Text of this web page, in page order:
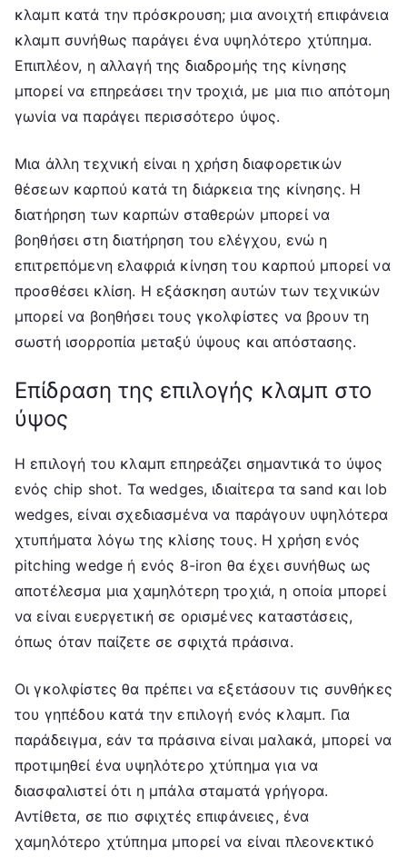
κλαμπ κατά την πρόσκρουση; μια ανοιχτή επιφάνεια
κλαμπ συνήθως παράγει ένα υψηλότερο χτύπημα.
Επιπλέον, η αλλαγή της διαδρομής της κίνησης
μπορεί να επηρεάσει την τροχιά, με μια πιο απότομη
γωνία να παράγει περισσότερο ύψος.
Μια άλλη τεχνική είναι η χρήση διαφορετικών
θέσεων καρπού κατά τη διάρκεια της κίνησης. Η
διατήρηση των καρπών σταθερών μπορεί να
βοηθήσει στη διατήρηση του ελέγχου, ενώ η
επιτρεπόμενη ελαφριά κίνηση του καρπού μπορεί να
προσθέσει κλίση. Η εξάσκηση αυτών των τεχνικών
μπορεί να βοηθήσει τους γκολφίστες να βρουν τη
σωστή ισορροπία μεταξύ ύψους και απόστασης.
Επίδραση της επιλογής κλαμπ στο
ύψος
Η επιλογή του κλαμπ επηρεάζει σημαντικά το ύψος
ενός chip shot. Τα wedges, ιδιαίτερα τα sand και lob
wedges, είναι σχεδιασμένα να παράγουν υψηλότερα
χτυπήματα λόγω της κλίσης τους. Η χρήση ενός
pitching wedge ή ενός 8-iron θα έχει συνήθως ως
αποτέλεσμα μια χαμηλότερη τροχιά, η οποία μπορεί
να είναι ευεργετική σε ορισμένες καταστάσεις,
όπως όταν παίζετε σε σφιχτά πράσινα.
Οι γκολφίστες θα πρέπει να εξετάσουν τις συνθήκες
του γηπέδου κατά την επιλογή ενός κλαμπ. Για
παράδειγμα, εάν τα πράσινα είναι μαλακά, μπορεί να
προτιμηθεί ένα υψηλότερο χτύπημα για να
διασφαλιστεί ότι η μπάλα σταματά γρήγορα.
Αντίθετα, σε πιο σφιχτές επιφάνειες, ένα
χαμηλότερο χτύπημα μπορεί να είναι πλεονεκτικό